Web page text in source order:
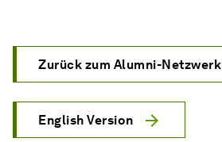
Zurück zum Alumni-Netzwerk
English Version